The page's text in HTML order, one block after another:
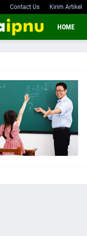
Contact Us Kirim Artikel
HOME